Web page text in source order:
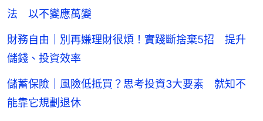
法 以不變應萬變
財務自由｜別再嫌理財很煩！實踐斷捨棄5招 提升
儲錢、投資效率
儲蓄保險｜風險低抵買？思考投資3大要素 就知不
能靠它規劃退休